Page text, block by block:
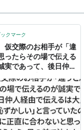
クマーク
仮交際のお相手が「違
ったらその場で伝える
実であって、後日仲人
い」と言っていたの
後に正直に合わないと
ことを伝えたら、目の
かれた